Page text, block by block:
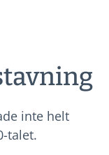
inte helt
talet.